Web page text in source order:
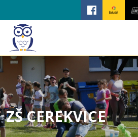
ZŠ CEREKVICE